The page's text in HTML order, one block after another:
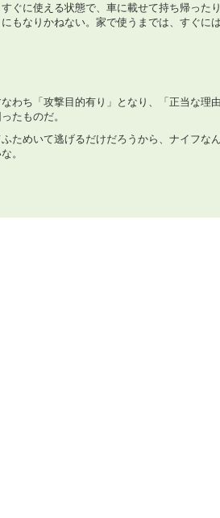
ぐに使える状態で、車に載せて持ち帰った
もなりかねない。家で使うまでは、すぐに
わち「攻撃目的有り」となり、「正当な理
たものだ。
ためいて逃げるだけだろうから、ナイフな
。